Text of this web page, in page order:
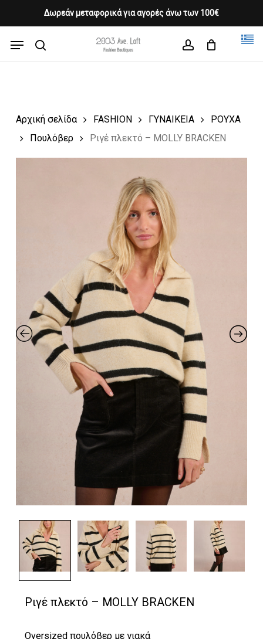
Δωρεάν μεταφορικά για αγορές άνω των 100€
content
Menu
Cart CLOSE
CART
Αρχική σελίδα FASHION ΓΥΝΑΙΚΕΙΑ
ΡΟΥΧΑ
Πουλόβερ
Ριγέ πλεκτό – MOLLY BRACKEN
Ριγέ πλεκτό – MOLLY BRACKEN
Oversized πουλόβερ με γιακά
Close